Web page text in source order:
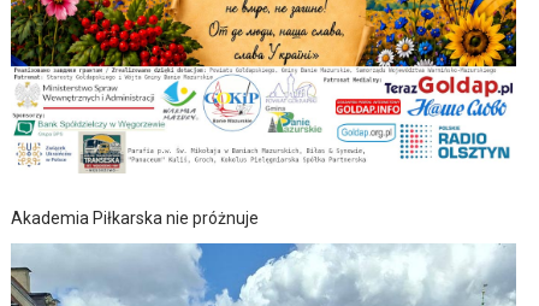
Akademia Piłkarska nie próżnuje